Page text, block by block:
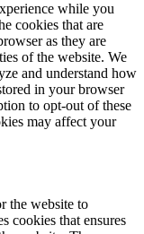
while you
cookies that are
as they are
of the website. We
and understand how
in your browser
to opt-out of these
may affect your
the website to
cookies that ensures